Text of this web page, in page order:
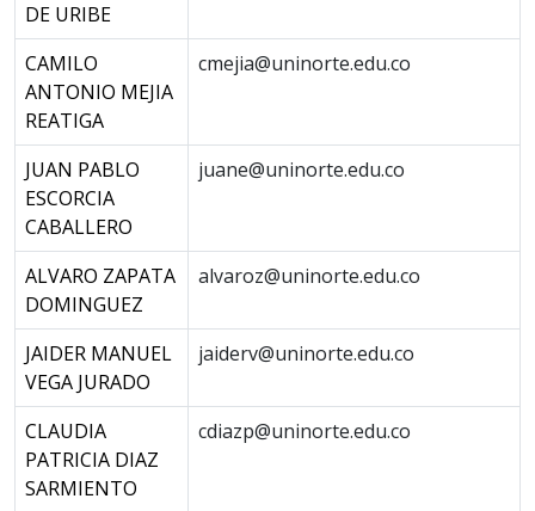
DE URIBE
CAMILO
ANTONIO MEJIA
REATIGA
cmejia@uninorte.edu.co
JUAN PABLO
ESCORCIA
CABALLERO
juane@uninorte.edu.co
ALVARO ZAPATA
DOMINGUEZ
alvaroz@uninorte.edu.co
JAIDER MANUEL
VEGA JURADO
jaiderv@uninorte.edu.co
CLAUDIA
PATRICIA DIAZ
SARMIENTO
cdiazp@uninorte.edu.co